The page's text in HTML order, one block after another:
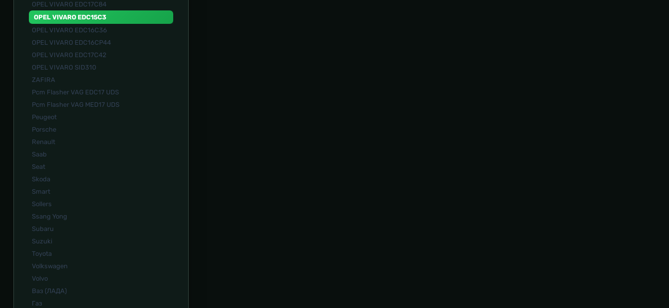
OPEL VIVARO EDC17C84
OPEL VIVARO EDC15С3
OPEL VIVARO EDC16C36
OPEL VIVARO EDC16CP44
OPEL VIVARO EDC17C42
OPEL VIVARO SID310
ZAFIRA
Pcm Flasher VAG EDC17 UDS
Pcm Flasher VAG MED17 UDS
Peugeot
Porsche
Renault
Saab
Seat
Skoda
Smart
Sollers
Ssang Yong
Subaru
Suzuki
Toyota
Volkswagen
Volvo
Ваз (ЛАДА)
Газ